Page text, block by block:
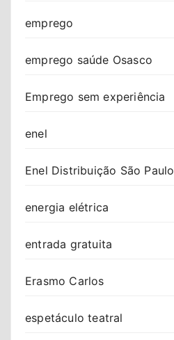
emprego
emprego saúde Osasco
Emprego sem experiência
enel
Enel Distribuição São Paulo
energia elétrica
entrada gratuita
Erasmo Carlos
espetáculo teatral